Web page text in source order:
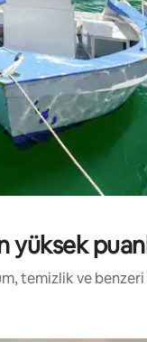
temizlik ve